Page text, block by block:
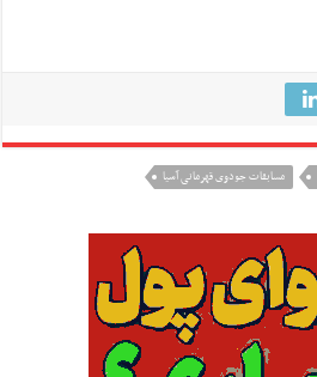
مسابقات جودوی قهرمانی آسیا